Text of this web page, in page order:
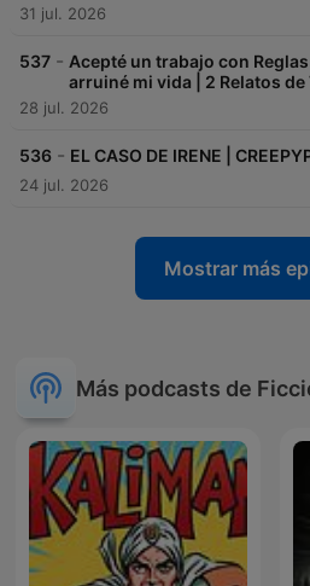
31 jul. 2026
537 - Acepté un trabajo con
arruiné mi vida | 2 Relatos
28 jul. 2026
536 - EL CASO DE IRENE |
24 jul. 2026
Mostrar más
Más podcasts de